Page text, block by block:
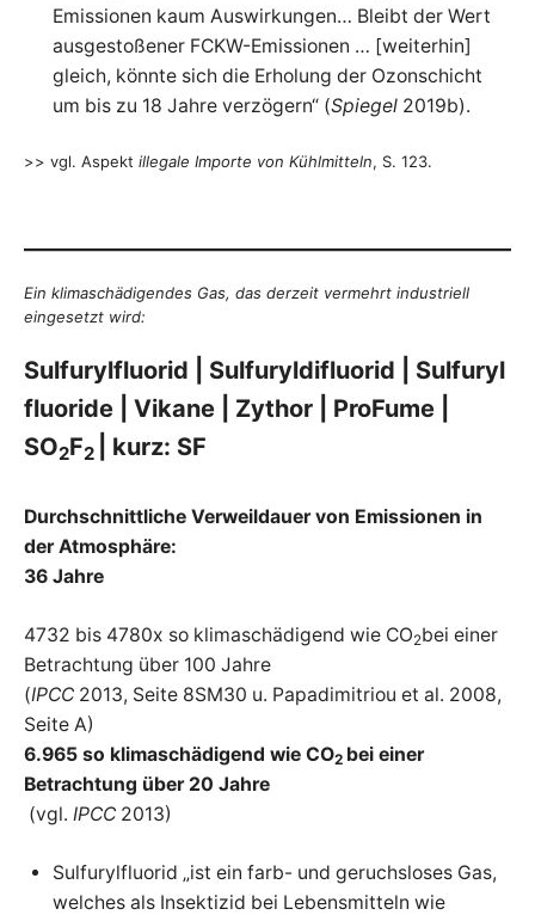
Emissionen kaum Auswirkungen… Bleibt der Wert
ausgestoßener FCKW-Emissionen … [weiterhin]
gleich, könnte sich die Erholung der Ozonschicht
um bis zu 18 Jahre verzögern“ (Spiegel2019b).
>> vgl. Aspekt illegale Importe von Kühlmitteln, S. 123.
Ein klimaschädigendes Gas, das derzeit vermehrt industriell
eingesetzt wird:
Sulfurylfluorid | Sulfuryldifluorid | Sulfuryl
fluoride | Vikane | Zythor | ProFume |
SO2F2 | kurz: SF
Durchschnittliche Verweildauer von Emissionen in
der Atmosphäre:
36 Jahre
4732 bis 4780x so klimaschädigend wie CO2bei einer
Betrachtung über 100 Jahre
(IPCC 2013, Seite 8SM30 u. Papadimitriou et al. 2008,
Seite A)
6.965 so klimaschädigend wie CO2 bei einer
Betrachtung über 20 Jahre
(vgl. IPCC 2013)
Sulfurylfluorid „ist ein farb- und geruchsloses Gas,
welches als Insektizid bei Lebensmitteln wie